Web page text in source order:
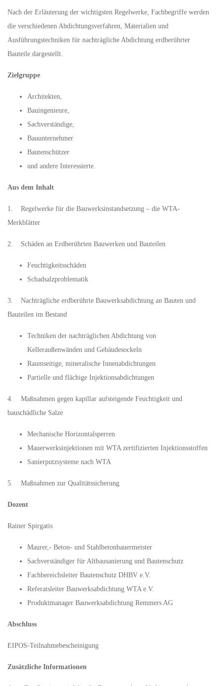
Nach der Erläuterung der wichtigsten Regelwerke, Fachbegriffe werden
die verschiedenen Abdichtungsverfahren, Materialien und
Ausführungstechniken für nachträgliche Abdichtung erdberührter
Bauteile dargestellt.
Zielgruppe
Architekten,
Bauingenieure,
Sachverständige,
Bauunternehmer
Bautenschützer
und andere Interessierte.
Aus dem Inhalt
1. Regelwerke für die Bauwerksinstandsetzung – die WTA-
Merkblätter
2. Schäden an Erdberührten Bauwerken und Bauteilen
Feuchtigkeitsschäden
Schadsalzproblematik
3. Nachträgliche erdberührte Bauwerksabdichtung an Bauten und
Bauteilen im Bestand
Techniken der nachträglichen Abdichtung von
Kelleraußenwänden und Gebäudesockeln
Raumseitige, mineralische Innenabdichtungen
Partielle und flächige Injektionsabdichtungen
4. Maßnahmen gegen kapillar aufsteigende Feuchtigkeit und
bauschädliche Salze
Mechanische Horizontalsperren
Mauerwerksinjektionen mit WTA zertifizierten Injektionsstoffen
Sanierputzsysteme nach WTA
5. Maßnahmen zur Qualitätssicherung
Dozent
Rainer Spirgatis
Maurer,- Beton- und Stahlbetonbauermeister
Sachverständiger für Altbausanierung und Bautenschutz
Fachbereichsleiter Bautenschutz DHBV e.V.
Referatsleiter Bauwerksabdichtung WTA e.V.
Produktmanager Bauwerksabdichtung Remmers AG
Abschluss
EIPOS-Teilnahmebescheinigung
Zusätzliche Informationen